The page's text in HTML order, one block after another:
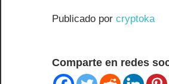
Publicado por cryptoka
Comparte en redes